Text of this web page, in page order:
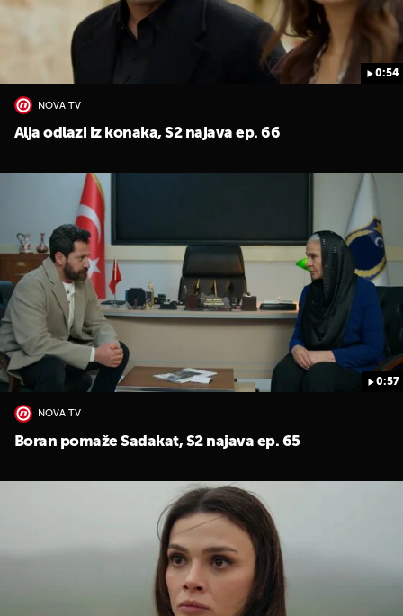
0:54
NOVA TV
Alja odlazi iz konaka, S2 najava ep. 66
0:57
NOVA TV
Boran pomaže Sadakat, S2 najava ep. 65